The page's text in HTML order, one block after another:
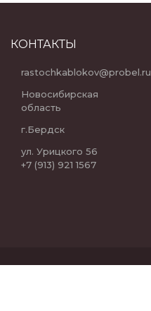
КОНТАКТЫ
rastochkablokov@probel.ru
Новосибирская
область
г.Бердск
ул. Урицкого 56
+7 (913) 921 1567